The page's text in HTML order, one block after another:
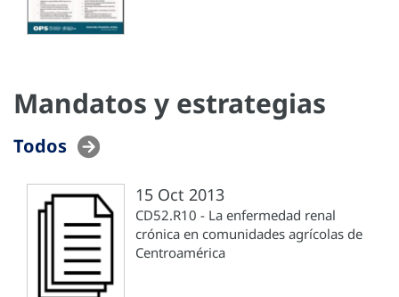
Mandatos y estrategias
Todos
15 Oct 2013
CD52.R10 - La enfermedad renal
crónica en comunidades agrícolas de
Centroamérica